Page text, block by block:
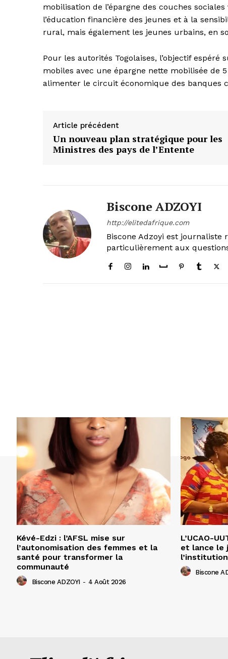
mobilisation de l’épargne des couches
l’éducation financière des jeunes et à la
rural, mais également les jeunes urbains, en
Pour les autorités Togolaises, l’objectif
mobiles avec une épargne nette mobilisée de
alimenter le circuit économique des banques
Article précédent
Un nouveau plan stratégique pour les
Ministres des pays de l’Entente
Biscone ADZOYI
http://elitedafrique.com
Biscone Adzoyi est journaliste
particulièrement aux
Kévé-Edzi : l’AFSL mise sur
l’autonomisation des femmes et la
santé pour transformer la
communauté
Biscone ADZOYI - 4 Août 2026
L’UCAO-
et lance le
l’institution
Biscone